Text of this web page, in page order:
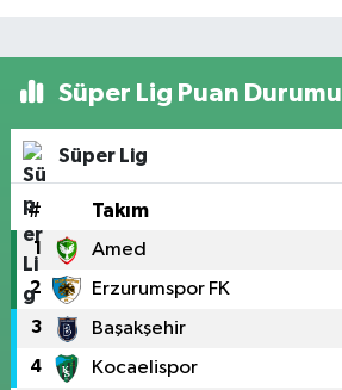
Süper Lig Puan Durumu
Süper Lig
# Takım
1 Amed
2 Erzurumspor FK
3 Başakşehir
4 Kocaelispor